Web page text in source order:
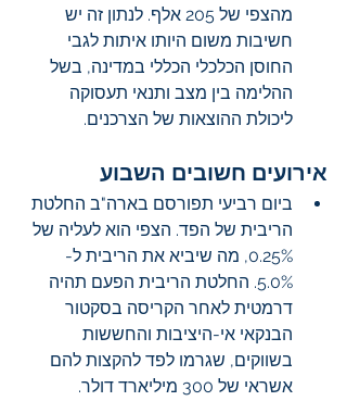
מהצפי של 205 אלף. לנתון זה יש
חשיבות משום היותו איתות לגבי
החוסן הכלכלי הכללי במדינה, בשל
ההלימה בין מצב ותנאי תעסוקה
ליכולת ההוצאות של הצרכנים.
אירועים חשובים השבוע
ביום רביעי תפורסם בארה"ב החלטת
הריבית של הפד. הצפי הוא לעליה של
0.25%, מה שיביא את הריבית ל-
5.0%. החלטת הריבית הפעם תהיה
דרמטית לאחר הקריסה בסקטור
הבנקאי אי-היציבות והחששות
בשווקים, שגרמו לפד להקצות להם
אשראי של 300 מיליארד דולר.